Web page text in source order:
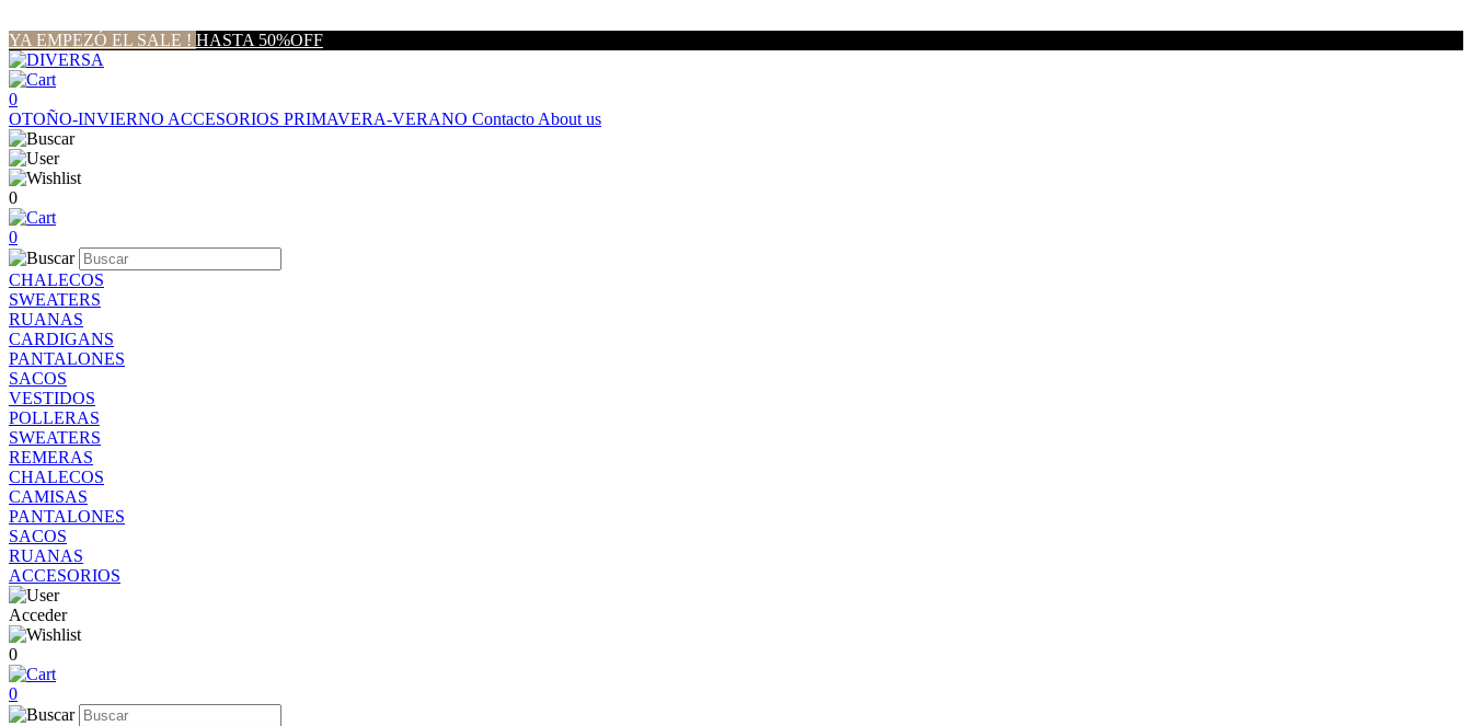
YA EMPEZÓ EL SALE ! HASTA 50%OFF
0
OTOÑO-INVIERNO ACCESORIOS PRIMAVERA-VERANO Contacto About us
0
0
CHALECOS
SWEATERS
RUANAS
CARDIGANS
PANTALONES
SACOS
VESTIDOS
POLLERAS
SWEATERS
REMERAS
CHALECOS
CAMISAS
PANTALONES
SACOS
RUANAS
ACCESORIOS
Acceder
0
0